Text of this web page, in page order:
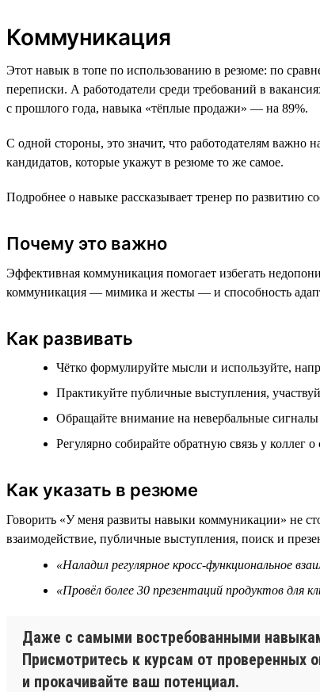
Коммуникация
Этот навык в топе по использованию в резюме: по
переписки. А работодатели среди требований в
с прошлого года, навыка «тёплые продажи» — на 89%.
С одной стороны, это значит, что работодателям важно
кандидатов, которые укажут в резюме то же самое.
Подробнее о навыке рассказывает тренер по развитию
Почему это важно
Эффективная коммуникация помогает избегать
коммуникация — мимика и жесты — и способность
Как развивать
Чётко формулируйте мысли и используйте,
Практикуйте публичные выступления,
Обращайте внимание на невербальные
Регулярно собирайте обратную связь у коллег
Как указать в резюме
Говорить «У меня развиты навыки коммуникации» не
взаимодействие, публичные выступления, поиск и
«Наладил регулярное кросс-функциональное
«Провёл более 30 презентаций продуктов для
Даже с самыми востребованными
Присмотритесь к курсам от
и прокачивайте ваш потенциал.